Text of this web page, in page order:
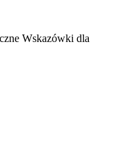
Wskazówki dla